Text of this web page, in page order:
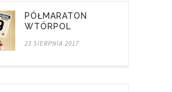
PÓŁMARATON
WTÓRPOL
23 SIERPNIA 2017